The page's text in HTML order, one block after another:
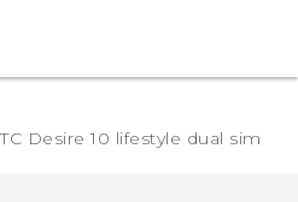
Desire 10 lifestyle dual sim‎